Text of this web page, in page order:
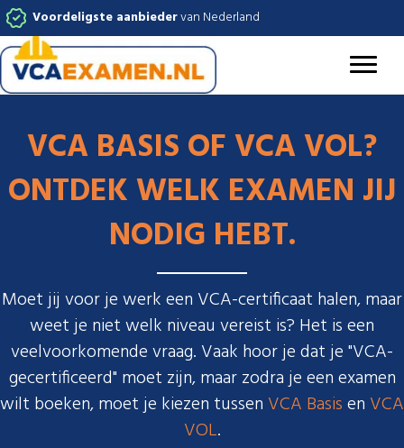
Voordeligste aanbiedervan Nederland
VCA BASIS OF VCA VOL?
ONTDEK WELK EXAMEN JIJ
NODIG HEBT.
Moet jij voor je werk een VCA-certificaat halen, maar
weet je niet welk niveau vereist is? Het is een
veelvoorkomende vraag. Vaak hoor je dat je "VCA-
gecertificeerd" moet zijn, maar zodra je een examen
wilt boeken, moet je kiezen tussen VCA Basisen VCA
VOL.